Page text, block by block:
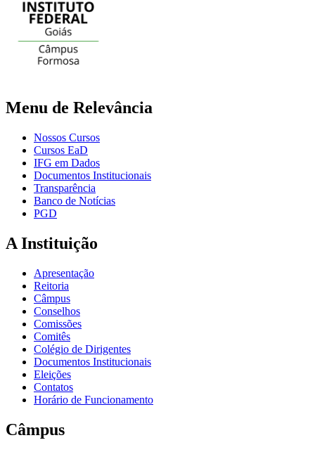
Menu de Relevância
Nossos Cursos
Cursos EaD
IFG em Dados
Documentos Institucionais
Transparência
Banco de Notícias
PGD
A Instituição
Apresentação
Reitoria
Câmpus
Conselhos
Comissões
Comitês
Colégio de Dirigentes
Documentos Institucionais
Eleições
Contatos
Horário de Funcionamento
Câmpus